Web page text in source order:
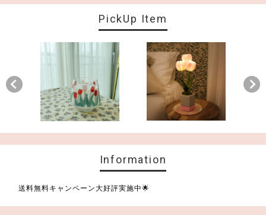
PickUp Item
Information
送料無料キャンペーン大好評実施中🌟